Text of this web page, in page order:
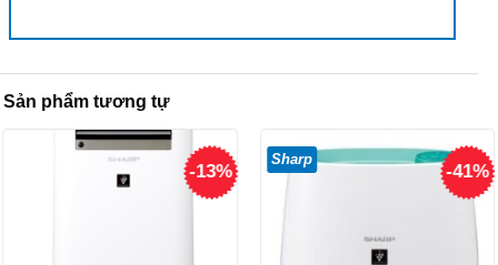
Sản phẩm tương tự
-13% -41%
Sharp